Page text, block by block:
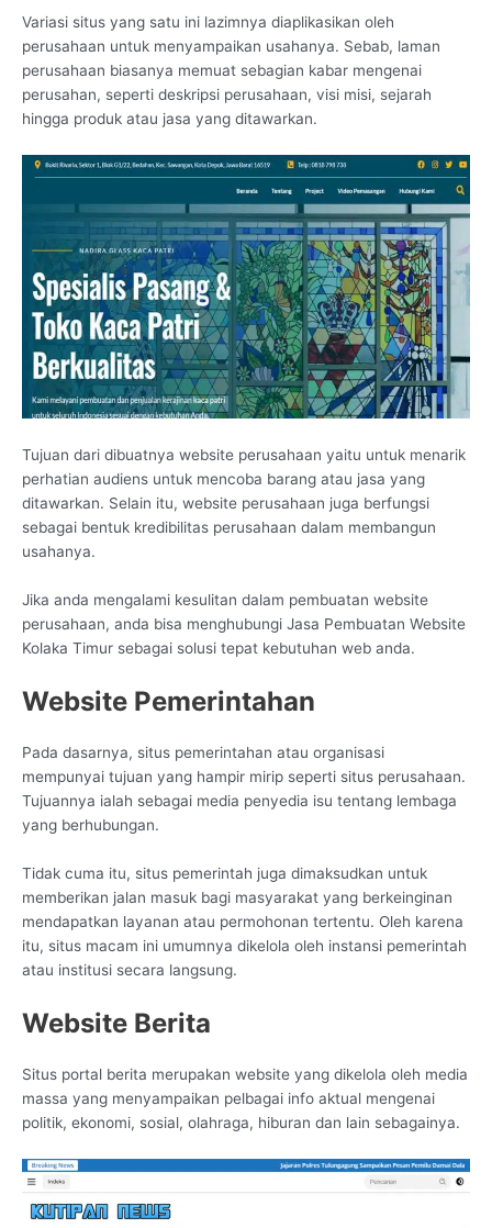
Variasi situs yang satu ini lazimnya diaplikasikan oleh
perusahaan untuk menyampaikan usahanya. Sebab, laman
perusahaan biasanya memuat sebagian kabar mengenai
perusahan, seperti deskripsi perusahaan, visi misi, sejarah
hingga produk atau jasa yang ditawarkan.
Tujuan dari dibuatnya website perusahaan yaitu untuk menarik
perhatian audiens untuk mencoba barang atau jasa yang
ditawarkan. Selain itu, website perusahaan juga berfungsi
sebagai bentuk kredibilitas perusahaan dalam membangun
usahanya.
Jika anda mengalami kesulitan dalam pembuatan website
perusahaan, anda bisa menghubungi Jasa Pembuatan Website
Kolaka Timur sebagai solusi tepat kebutuhan web anda.
Website Pemerintahan
Pada dasarnya, situs pemerintahan atau organisasi
mempunyai tujuan yang hampir mirip seperti situs perusahaan.
Tujuannya ialah sebagai media penyedia isu tentang lembaga
yang berhubungan.
Tidak cuma itu, situs pemerintah juga dimaksudkan untuk
memberikan jalan masuk bagi masyarakat yang berkeinginan
mendapatkan layanan atau permohonan tertentu. Oleh karena
itu, situs macam ini umumnya dikelola oleh instansi pemerintah
atau institusi secara langsung.
Website Berita
Situs portal berita merupakan website yang dikelola oleh media
massa yang menyampaikan pelbagai info aktual mengenai
politik, ekonomi, sosial, olahraga, hiburan dan lain sebagainya.